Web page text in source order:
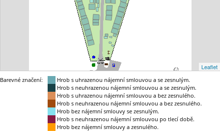
Leaflet
Barevné značení:
Hrob s uhrazenou nájemní smlouvou a se zesnulým.
Hrob s neuhrazenou nájemní smlouvou a se zesnulým.
Hrob s uhrazenou nájemní smlouvou a bez zesnulého.
Hrob s neuhrazenou nájemní smlouvou a bez zesnulého.
Hrob bez nájemní smlouvy se zesnulým.
Hrob s neuhrazenou nájemní smlouvou po tlecí době.
Hrob bez nájemní smlouvy a zesnulého.